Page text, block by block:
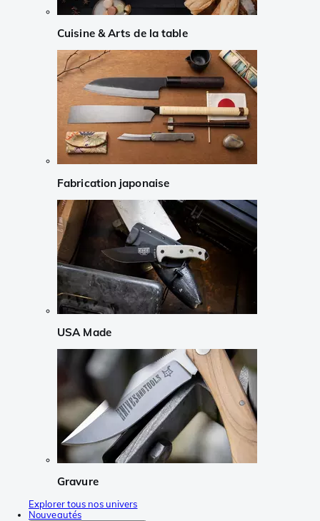
Cuisine & Arts de la table
Fabrication japonaise
USA Made
Gravure
Explorer tous nos univers
Nouveautés